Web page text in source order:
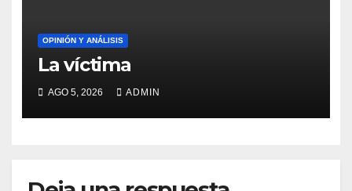
OPINIÓN Y ANÁLISIS
La víctima
AGO 5, 2026 ADMIN